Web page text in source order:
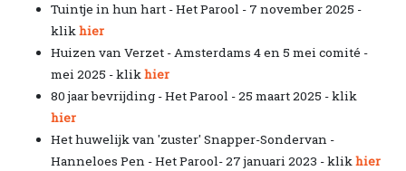
Tuintje in hun hart - Het Parool - 7 november 2025 -
klikhier
Huizen van Verzet - Amsterdams 4 en 5 mei comité -
mei 2025 - klikhier
80 jaar bevrijding - Het Parool - 25 maart 2025 - klik
hier
Het huwelijk van 'zuster' Snapper-Sondervan -
Hanneloes Pen - Het Parool- 27 januari 2023 - klikhier